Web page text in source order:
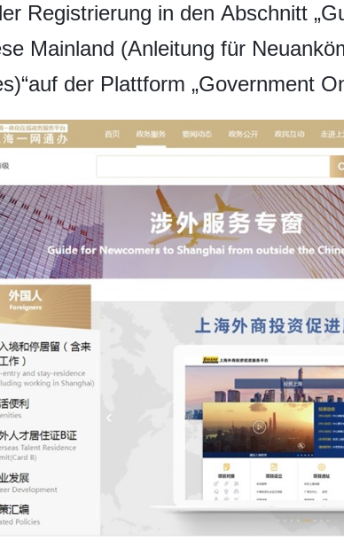
Registrierung in den Abschnitt
Mainland (Anleitung für
der Plattform „Government